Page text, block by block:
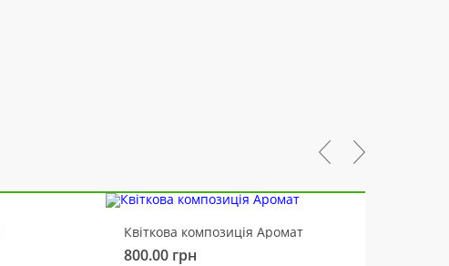
Квіткова композиція Аромат
800.00 грн